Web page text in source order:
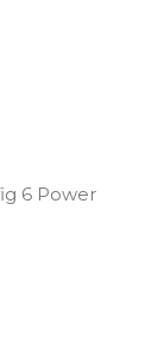
6 Power